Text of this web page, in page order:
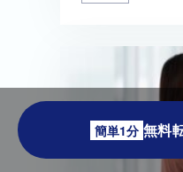
簡単1分 無料